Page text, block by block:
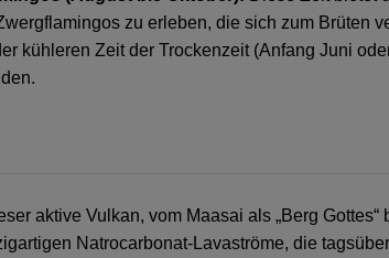
zu erleben, die sich zum Brüten
kühleren Zeit der Trockenzeit (Anfang Juni
aktive Vulkan, vom Maasai als „Berg
Natrocarbonat-Lavaströme, die